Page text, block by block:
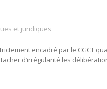
et juridiques
encadré par le CGCT
d’irrégularité les